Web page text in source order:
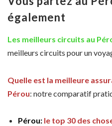
également
Les meilleurs circuits au
meilleurs circuits pour un
Quelle est la meilleure
Pérou: notre comparatif
Pérou: le top 30 des